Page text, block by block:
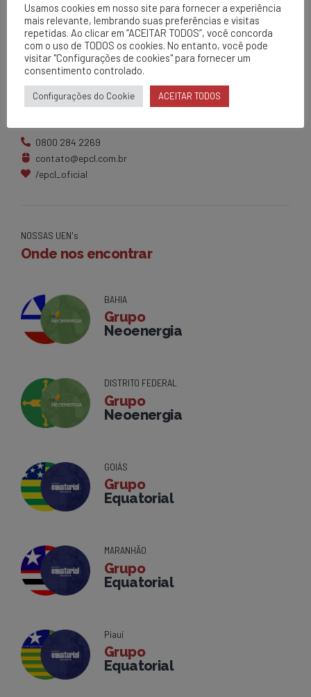
EPCL
Matriz
Av. Centenário, 1420
0800 284 2269
contato@epcl.com.br
/epcl_oficial
NOSSAS UEN's
Onde nos encontrar
BAHIA
Grupo
Neoenergia
DISTRITO FEDERAL
Grupo
Neoenergia
GOIÁS
Grupo
Equatorial
MARANHÃO
Grupo
Equatorial
Piauí
Grupo
Equatorial
Usamos cookies em nosso site para fornecer a experiência
mais relevante, lembrando suas preferências e visitas
repetidas. Ao clicar em “ACEITAR TODOS”, você concorda
com o uso de TODOS os cookies. No entanto, você pode
visitar "Configurações de cookies" para fornecer um
consentimento controlado.
Configurações do Cookie ACEITAR TODOS